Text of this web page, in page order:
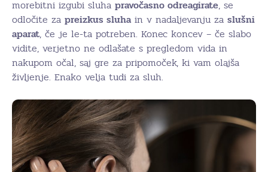
morebitni izgubi sluha pravočasno odreagirate, se
odločite za preizkus sluha in v nadaljevanju za slušni
aparat, če je le-ta potreben. Konec koncev – če slabo
vidite, verjetno ne odlašate s pregledom vida in
nakupom očal, saj gre za pripomoček, ki vam olajša
življenje. Enako velja tudi za sluh.